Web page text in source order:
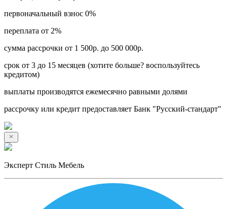
первоначальный взнос 0%
переплата от 2%
сумма рассрочки от 1 500р. до 500 000р.
срок от 3 до 15 месяцев (хотите больше? воспользуйтесь
кредитом)
выплаты производятся ежемесячно равными долями
рассрочку или кредит предоставляет Банк "Русский-стандарт"
Эксперт Стиль Мебель